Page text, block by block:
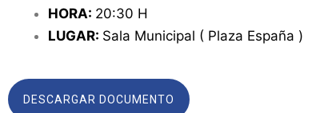
HORA: 20:30 H
LUGAR: Sala Municipal ( Plaza España )
DESCARGAR DOCUMENTO